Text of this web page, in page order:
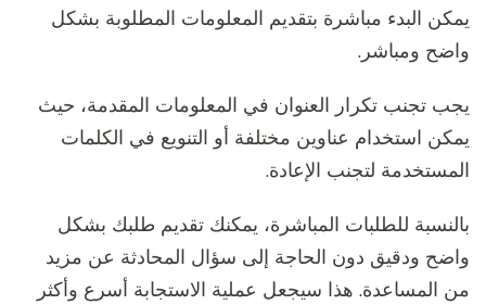
يمكن البدء مباشرة بتقديم المعلومات المطلوبة بشكل
واضح ومباشر.
يجب تجنب تكرار العنوان في المعلومات المقدمة، حيث
يمكن استخدام عناوين مختلفة أو التنويع في الكلمات
المستخدمة لتجنب الإعادة.
بالنسبة للطلبات المباشرة، يمكنك تقديم طلبك بشكل
واضح ودقيق دون الحاجة إلى سؤال المحادثة عن مزيد
من المساعدة. هذا سيجعل عملية الاستجابة أسرع وأكثر